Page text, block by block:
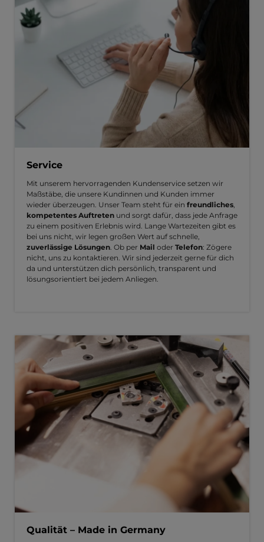
Service
Mit unserem hervorragenden Kundenservice setzen wir
Maßstäbe, die unsere Kundinnen und Kunden immer
wieder überzeugen. Unser Team steht für ein freundliches,
kompetentes Auftreten und sorgt dafür, dass jede Anfrage
zu einem positiven Erlebnis wird. Lange Wartezeiten gibt es
bei uns nicht, wir legen großen Wert auf schnelle,
zuverlässige Lösungen. Ob per Mail oder Telefon: Zögere
nicht, uns zu kontaktieren. Wir sind jederzeit gerne für dich
da und unterstützen dich persönlich, transparent und
lösungsorientiert bei jedem Anliegen.
Qualität – Made in Germany